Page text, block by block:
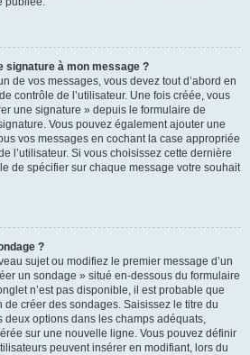
signature à mon message ?
de vos messages, vous devez tout d’abord en
contrôle de l’utilisateur. Une fois créée, vous
une signature » depuis le formulaire de
Vous pouvez également ajouter une
vos messages en cochant la case appropriée
l’utilisateur. Si vous choisissez cette dernière
de spécifier sur chaque message votre souhait
?
sujet ou modifiez le premier message d’un
un sondage » situé en-dessous du formulaire
n’est pas disponible, il est probable que
de créer des sondages. Saisissez le titre du
options dans les champs adéquats,
sur une nouvelle ligne. Vous pouvez définir
peuvent insérer en modifiant, lors du